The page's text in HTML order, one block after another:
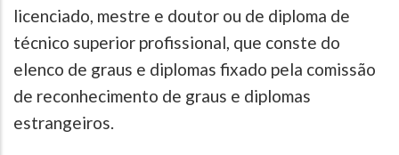
licenciado, mestre e doutor ou de diploma de
técnico superior profissional, que conste do
elenco de graus e diplomas fixado pela comissão
de reconhecimento de graus e diplomas
estrangeiros.